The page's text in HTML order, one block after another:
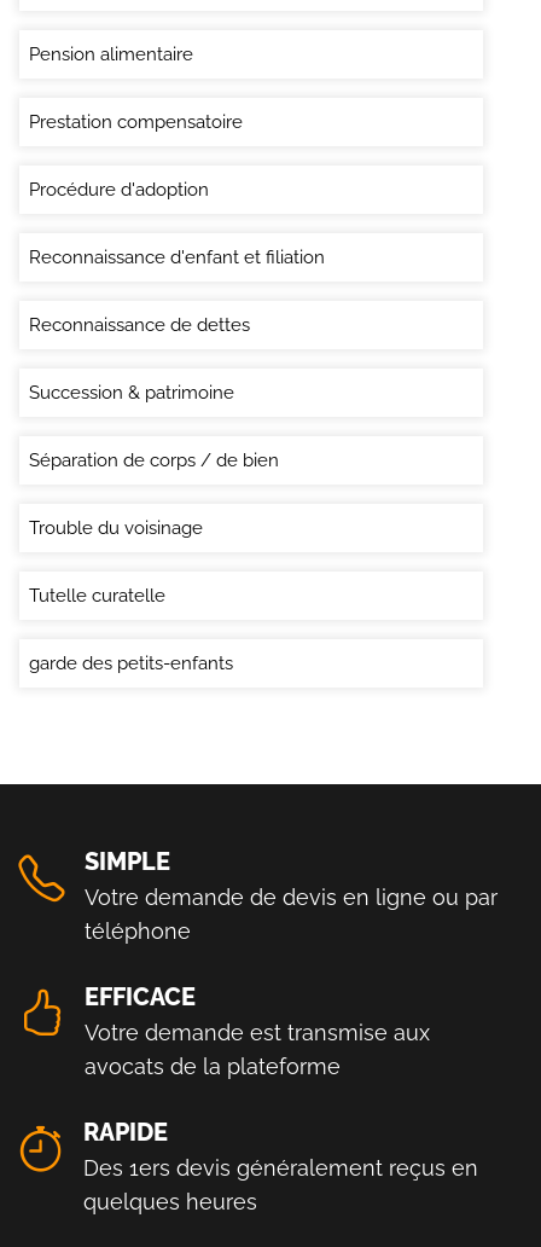
Pension alimentaire
Prestation compensatoire
Procédure d'adoption
Reconnaissance d'enfant et filiation
Reconnaissance de dettes
Succession & patrimoine
Séparation de corps / de bien
Trouble du voisinage
Tutelle curatelle
garde des petits-enfants
SIMPLE
Votre demande de devis en ligne ou par
téléphone
EFFICACE
Votre demande est transmise aux
avocats de la plateforme
RAPIDE
Des 1ers devis généralement reçus en
quelques heures